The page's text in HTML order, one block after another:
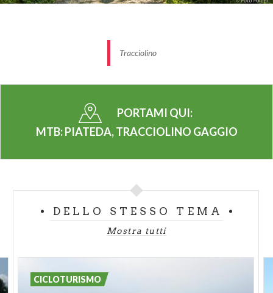
Pendenza media salita:
Pendenza massima salita:12 %
Tracciolino
PORTAMI QUI:
MTB: PIATEDA, TRACCIOLINO GAGGIO
DELLO STESSO TEMA
Mostra tutti
CICLOTURISMO